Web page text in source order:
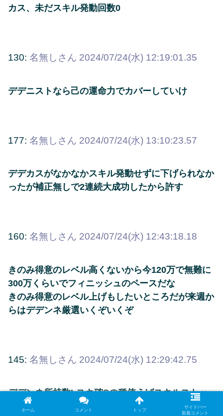
カス、未だスキル発動回数0
130: 名無しさん 2024/07/24(水) 12:19:01.35
デデニストなら己の運命力でカバーしていけ
177: 名無しさん 2024/07/24(水) 13:10:23.57
デデカスがなかなかスキル発動せずに下げられなか
ったが補正無しで2連続大成功したから許す
160: 名無しさん 2024/07/24(水) 12:43:18.18
きのみ得意のレベル高くないから今120万で無難に
300万くらいでフィニッシュのペースだな
きのみ得意のレベル上げもしたいところだが来週か
らはデデンネ厳選いくぞいくぞ
145: 名無しさん 2024/07/24(水) 12:29:42.75
デデンネ所持数Lスキ確Sの種使えばスキルストッ
ク環境で活躍してくれそうな個体がいるけど金種が
ホーム コメント トップ
サイドバー
新着コメント